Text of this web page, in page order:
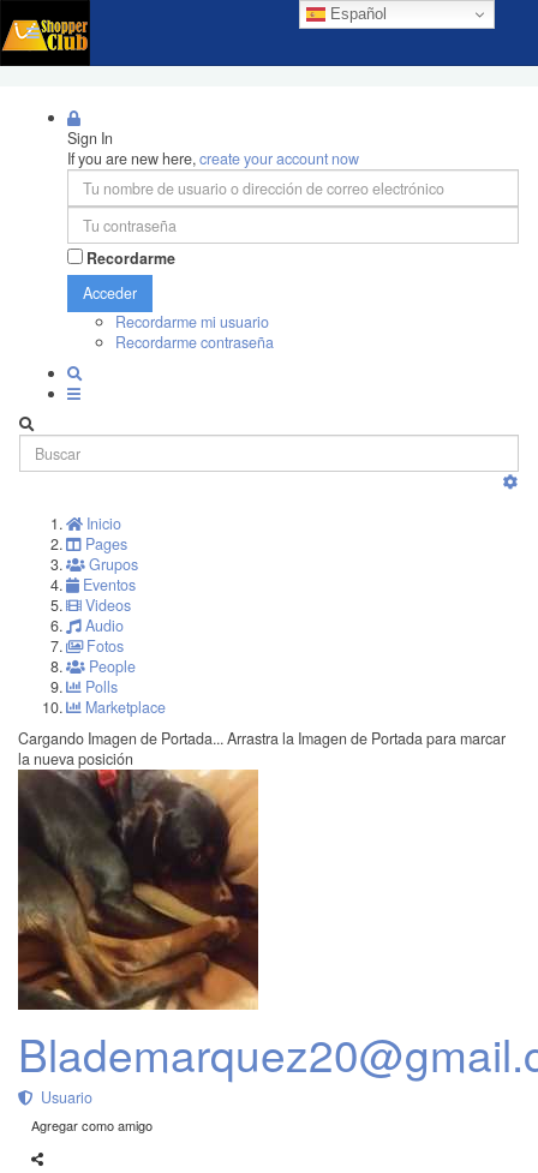
Español
Sign In
If you are new here,create your account now
Recordarme
Acceder
Recordarme mi usuario
Recordarme contraseña
Inicio
Pages
Grupos
Eventos
Videos
Audio
Fotos
People
Polls
Marketplace
Cargando Imagen de Portada... Arrastra la Imagen de Portada para marcar
la nueva posición
Usuario
Agregar como amigo